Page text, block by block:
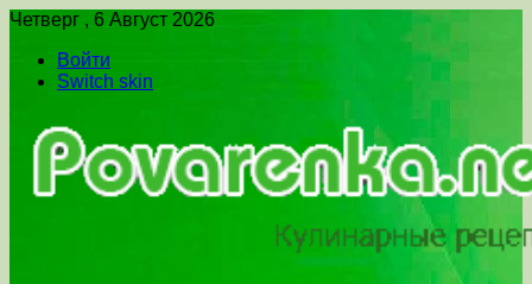
Четверг , 6 Август 2026
Войти
Switch skin